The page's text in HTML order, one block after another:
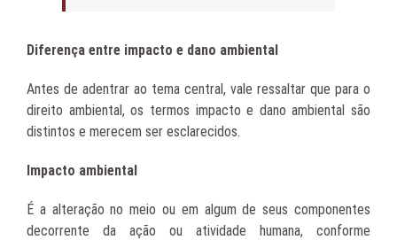
Diferença entre impacto e dano ambiental
Antes de adentrar ao tema central, vale ressaltar que para o
direito ambiental, os termos impacto e dano ambiental são
distintos e merecem ser esclarecidos.
Impacto ambiental
É a alteração no meio ou em algum de seus componentes
decorrente da ação ou atividade humana, conforme